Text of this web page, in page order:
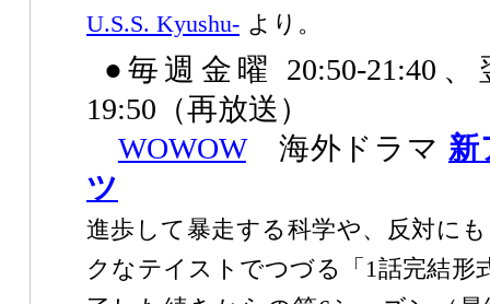
U.S.S. Kyushu- より。
●毎週金曜 20:50-21:40
19:50（再放送）
WOWOW海外ドラマ 新
ツ
進歩して暴走する科学や、反対に
クなテイストでつづる「1話完結形